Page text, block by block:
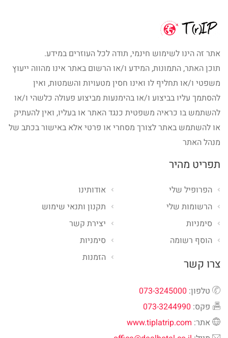
אתר זה הינו לשימוש חינמי, תודה לכל העוזרים במידע.
תוכן האתר, התמונות, המידע ו/או הרשום באתר אינו מהווה ייעוץ
משפטי ו/או תחליף לו ואינו חסין מטעויות והשמטות, ואין
להסתמך עליו בביצוע ו/או בהימנעות מביצוע פעולה כלשהי ו/או
להשתמש בו כראיה משפטית כנגד האתר או בעליו, ואין להעתיק
או להשתמש באתר לצורך מסחרי או פרטי אלא באישור בכתב של
מנהל האתר
תפריט מהיר
אודותינו
תקנון ותנאי שימוש
יצירת קשר
סימניות
הזמנות
הפרופיל שלי
הרשומות שלי
סימניות
הוסף רשומה
צרו קשר
טלפון: 073-3245000
פקס: 073-3244990
אתר: www.tiplatrip.com